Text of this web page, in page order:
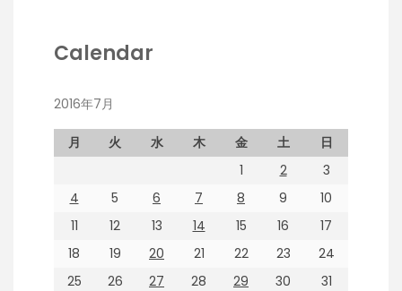
Calendar
2016年7月
月 火 水 木 金 土
日
1
2
3
4
5 6 7 8 9
10
11
12 13 14 15 16
17
18
19 20 21 22 23
24
25
26 27 28 29 30
31